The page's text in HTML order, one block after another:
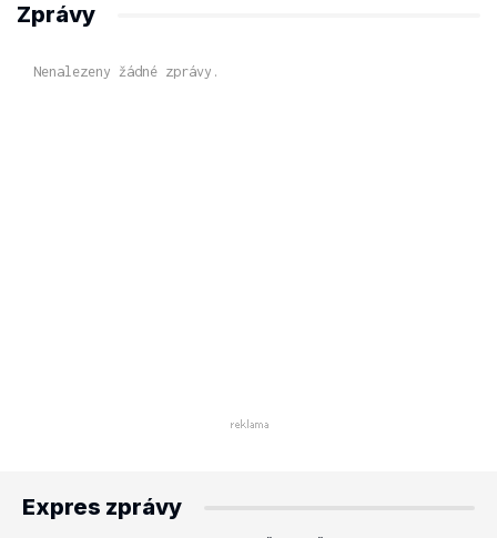
Zprávy
Nenalezeny žádné zprávy.
Expres zprávy